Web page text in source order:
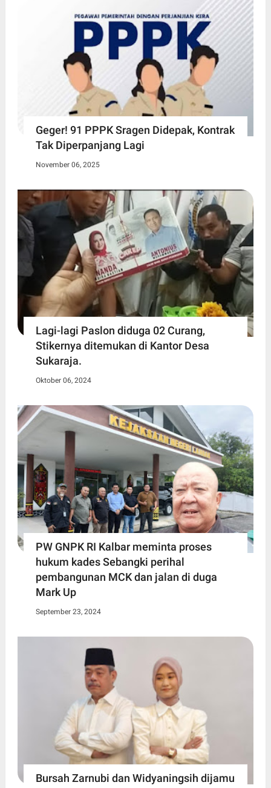
Geger! 91 PPPK Sragen Didepak, Kontrak
Tak Diperpanjang Lagi
November 06, 2025
Lagi-lagi Paslon diduga 02 Curang,
Stikernya ditemukan di Kantor Desa
Sukaraja.
Oktober 06, 2024
PW GNPK RI Kalbar meminta proses
hukum kades Sebangki perihal
pembangunan MCK dan jalan di duga
Mark Up
September 23, 2024
Bursah Zarnubi dan Widyaningsih dijamu